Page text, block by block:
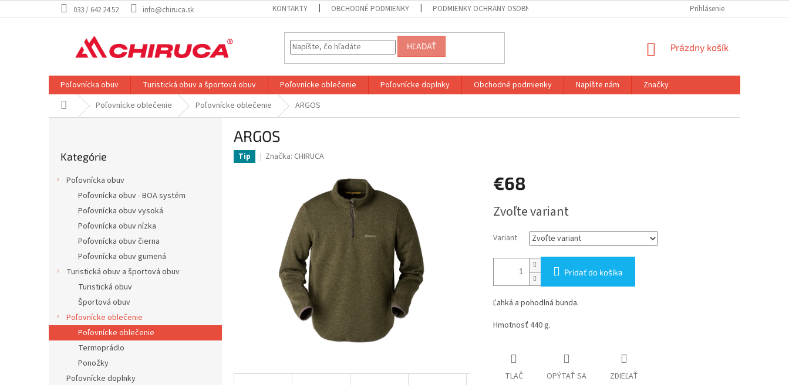
na
033 / 642 24 52 info@chiruca.sk KONTAKTY OBCHODNÉ PODMIENKY PODMIENKY OCHRANY OSOBNÝCH ÚDAJOV Prihlásenie
HĽADAŤ
NÁKUPNÝ
Prázdny košík
Poľovnícka obuv Turistická obuv a športová obuv Poľovnícke oblečenie Poľovnícke doplnky Obchodné podmienky Napíšte nám
Značky
DomovPoľovnícke oblečenie Poľovnícke oblečenie ARGOS
kategórie
Kategórie
Poľovnícka obuv
Poľovnícka obuv - BOA systém
Poľovnícka obuv vysoká
Poľovnícka obuv nízka
Poľovnícka obuv čierna
Poľovnícka obuv gumená
Turistická obuv a športová obuv
Turistická obuv
Športová obuv
Poľovnícke oblečenie
Poľovnícke oblečenie
Termoprádlo
Ponožky
Poľovnícke doplnky
ARGOS
Tip Značka: CHIRUCA
€68
cena:
Zvoľte variant
Variant
Pridať do košíka
Ľahká a pohodlná bunda.
Hmotnosť 440 g.
TLAČ OPÝTAŤ SA ZDIEĽAŤ